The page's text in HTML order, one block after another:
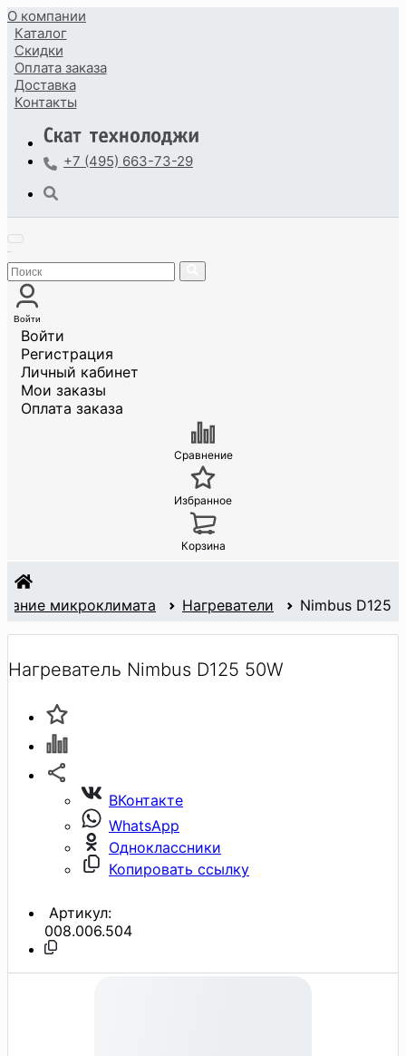
О компании
Каталог
Скидки
Оплата заказа
Доставка
Контакты
+7 (495) 663-73-29
Войти
Войти
Регистрация
Личный кабинет
Мои заказы
Оплата заказа
Сравнение
Избранное
Корзина
микроклимата Нагреватели Nimbus D125
Нагреватель Nimbus D125 50W
ВКонтакте
WhatsApp
Одноклассники
Копировать ссылку
Артикул:
008.006.504